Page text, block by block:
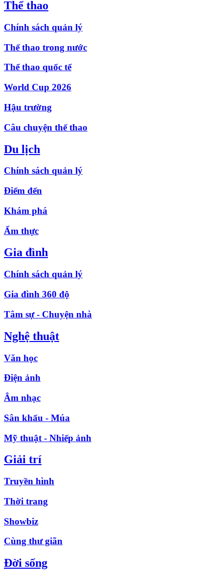
Thể thao
Chính sách quản lý
Thể thao trong nước
Thể thao quốc tế
World Cup 2026
Hậu trường
Câu chuyện thể thao
Du lịch
Chính sách quản lý
Điểm đến
Khám phá
Ẩm thực
Gia đình
Chính sách quản lý
Gia đình 360 độ
Tâm sự - Chuyện nhà
Nghệ thuật
Văn học
Điện ảnh
Âm nhạc
Sân khấu - Múa
Mỹ thuật - Nhiếp ảnh
Giải trí
Truyền hình
Thời trang
Showbiz
Cùng thư giãn
Đời sống